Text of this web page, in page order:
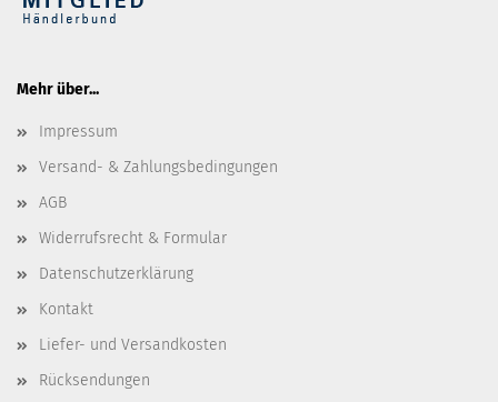
Mehr über...
Impressum
Versand- & Zahlungsbedingungen
AGB
Widerrufsrecht & Formular
Datenschutzerklärung
Kontakt
Liefer- und Versandkosten
Rücksendungen